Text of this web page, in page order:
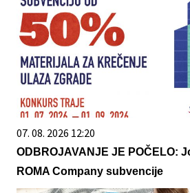
07. 08. 2026 12:20
ODBROJAVANJE JE POČELO:
ROMA Company subvencije